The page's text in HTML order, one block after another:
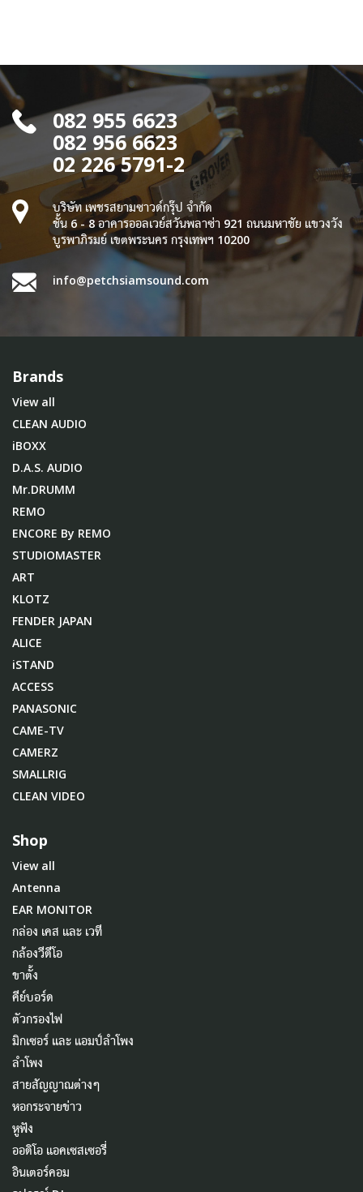
082 955 6623
082 956 6623
02 226 5791-2
บริษัท เพชรสยามซาวด์กรุ๊ป จำกัด
ชั้น 6 - 8 อาคารออลเวย์สวันพลาซ่า 921 ถนนมหาชัย แขวงวัง
บูรพาภิรมย์ เขตพระนคร กรุงเทพฯ 10200
info@petchsiamsound.com
Brands
View all
CLEAN AUDIO
iBOXX
D.A.S. AUDIO
Mr.DRUMM
REMO
ENCORE By REMO
STUDIOMASTER
ART
KLOTZ
FENDER JAPAN
ALICE
iSTAND
ACCESS
PANASONIC
CAME-TV
CAMERZ
SMALLRIG
CLEAN VIDEO
Shop
View all
Antenna
EAR MONITOR
กล่อง เคส และ เวที
กล้องวีดีโอ
ขาตั้ง
คีย์บอร์ด
ตัวกรองไฟ
มิกเซอร์ และ แอมป์ลำโพง
ลำโพง
สายสัญญาณต่างๆ
หอกระจายข่าว
หูฟัง
ออดิโอ แอคเซสเซอรี่
อินเตอร์คอม